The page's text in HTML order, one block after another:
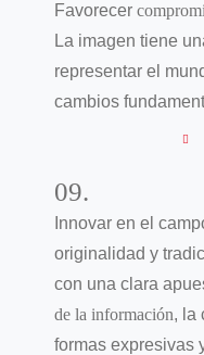
Favorecer
La imagen tiene
representar el
cambios
09.
Innovar en el
originalidad y
con una clara
de la información, la
formas expresivas